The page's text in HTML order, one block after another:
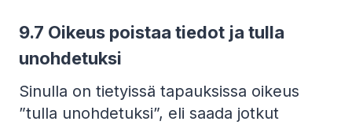
9.7 Oikeus poistaa tiedot ja tulla
unohdetuksi
Sinulla on tietyissä tapauksissa oikeus
”tulla unohdetuksi”, eli saada jotkut